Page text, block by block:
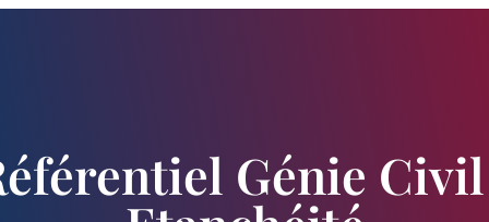
Génie